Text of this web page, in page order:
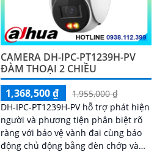
CAMERA DH-IPC-PT1239H-PV
ĐÀM THOẠI 2 CHIỀU
1,368,500 ₫
1,955,000 ₫
DH-IPC-PT1239H-PV hỗ trợ phát hiện
người và phương tiện phân biệt rõ
ràng với bảo vệ vành đai cùng báo
động chủ động bằng đèn chớp và